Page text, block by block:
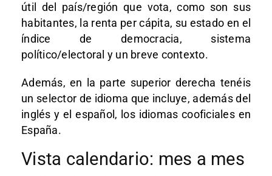
útil del país/región que vota, como son sus
habitantes, la renta per cápita, su estado en el
índice de democracia, sistema
político/electoral y un breve contexto.
Además, en la parte superior derecha tenéis
un selector de idioma que incluye, además del
inglés y el español, los idiomas cooficiales en
España.
Vista calendario: mes a mes